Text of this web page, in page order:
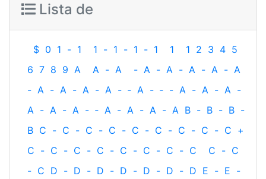
Lista de
$ 0 1 - 1 1 - 1 - 1 - 1 1 1 2 3 4 5
6 7 8 9 A A - A - A - A - A - A - A
- A - A - A - A - ‐ A - ‐ - A - A - A -
A - A - A - ‐ A - A - A - A B - B - B -
B C - C - C - C - C - C - C - C - C +
C - C - C - C - C - C - C - C C - C
- C D - D - D - D - D - D - D E - E -